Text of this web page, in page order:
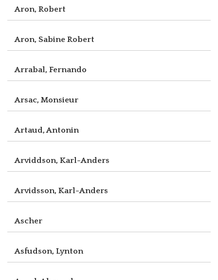
Aron, Robert
Aron, Sabine Robert
Arrabal, Fernando
Arsac, Monsieur
Artaud, Antonin
Arviddson, Karl-Anders
Arvidsson, Karl-Anders
Ascher
Asfudson, Lynton